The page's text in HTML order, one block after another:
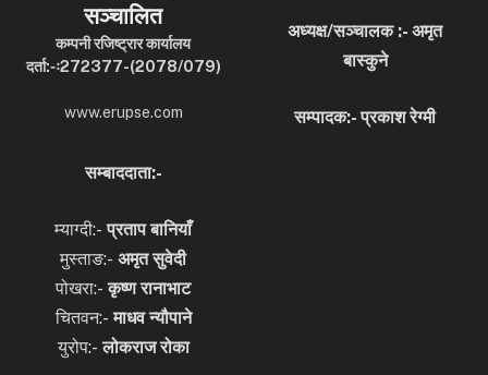
सञ्चालित
कम्पनी रजिष्ट्रार कार्यालय
दर्ता:-ः272377-(2078/079)
www.erupse.com
अध्यक्ष/सञ्चालक :- अमृत
बास्कुने
सम्पादक:- प्रकाश रेग्मी
सम्बाददाता:-
म्याग्दी:-प्रताप बानियाँ
मुस्ताङ:- अमृत सुवेदी
पोखरा:-कृष्ण रानाभाट
चितवन:-माधव न्यौपाने
युरोप:-लोकराज रोका